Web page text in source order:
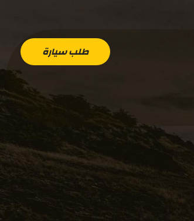
طلب سيارة